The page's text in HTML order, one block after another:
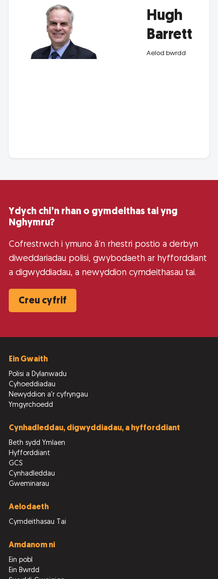
Hugh
Barrett
Aelod bwrdd
Ydych chi’n rhan o gymdeithas tai yng
Nghymru?
Cofrestrwch i ymuno â’n rhestri postio a derbyn
diweddariadau polisi, gwybodaeth ar hyfforddiant
a digwyddiadau, a newyddion cymdeithasau tai.
Creu cyfrif
Ein Gwaith
Polisi a Dylanwadu
Cyhoeddiadau
Newyddion a'r cyfryngau
Ymgyrchoedd
Cynhadleddau, digwyddiadau, a hyfforddiant
Beth sydd Ymlaen
Hyfforddiant
GCS
Cynhadleddau
Gweminarau
Aelodaeth
Cymdeithasau Tai
Amdanom ni
Ein pobl
Ein Bwrdd